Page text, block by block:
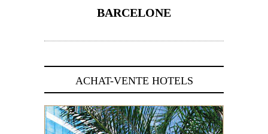
BARCELONE
ACHAT-VENTE HOTELS